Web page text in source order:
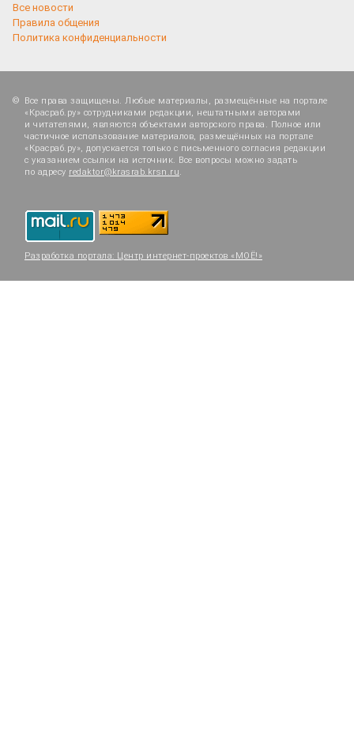
Все новости
Правила общения
Политика конфиденциальности
Все права защищены. Любые материалы, размещённые на портале
«Красраб.ру» сотрудниками редакции, нештатными авторами
и читателями, являются объектами авторского права. Полное или
частичное использование материалов, размещённых на портале
«Красраб.ру», допускается только с письменного согласия редакции
с указанием ссылки на источник. Все вопросы можно задать
по адресу redaktor@krasrab.krsn.ru.
Разработка портала: Центр интернет-проектов «МОЁ!»